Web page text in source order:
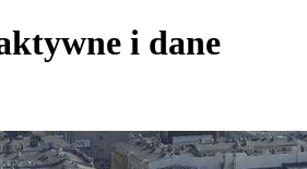
i dane